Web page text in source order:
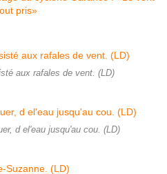
aux rafales de vent. (LD)
d el'eau jusqu'au cou. (LD)